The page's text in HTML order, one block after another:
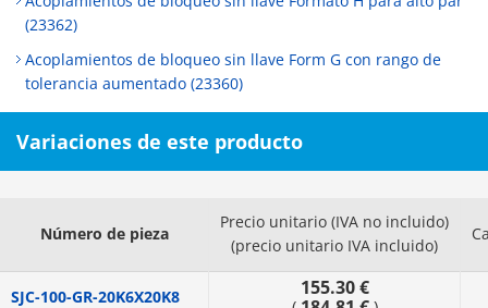
(23362)
Acoplamientos de bloqueo sin llave Form G con rango de
tolerancia aumentado (23360)
Variaciones de este producto
Número de pieza
Precio unitario (IVA no incluido)
(precio unitario IVA incluido)
SJC-100-GR-20K6X20K8 155.30 €